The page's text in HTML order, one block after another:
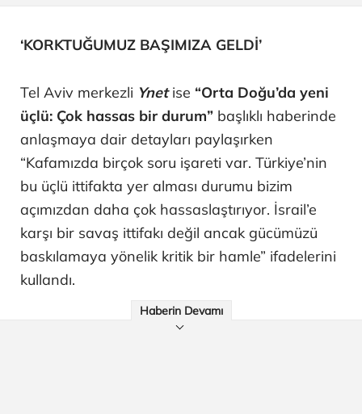
‘KORKTUĞUMUZ BAŞIMIZA GELDİ’
Tel Aviv merkezli Ynetise “Orta Doğu’da yeni
üçlü: Çok hassas bir durum” başlıklı haberinde
anlaşmaya dair detayları paylaşırken
“Kafamızda birçok soru işareti var. Türkiye’nin
bu üçlü ittifakta yer alması durumu bizim
açımızdan daha çok hassaslaştırıyor. İsrail’e
karşı bir savaş ittifakı değil ancak gücümüzü
baskılamaya yönelik kritik bir hamle” ifadelerini
kullandı.
Haberin Devamı